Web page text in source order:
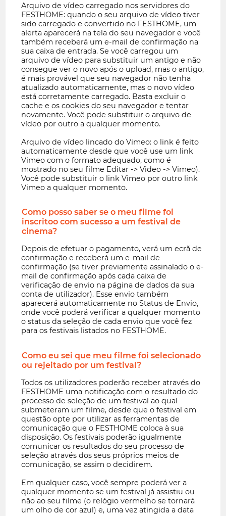
Arquivo de vídeo carregado nos servidores do
FESTHOME: quando o seu arquivo de vídeo tiver
sido carregado e convertido no FESTHOME, um
alerta aparecerá na tela do seu navegador e você
também receberá um e-mail de confirmação na
sua caixa de entrada. Se você carregou um
arquivo de vídeo para substituir um antigo e não
consegue ver o novo após o upload, mas o antigo,
é mais provável que seu navegador não tenha
atualizado automaticamente, mas o novo vídeo
está corretamente carregado. Basta excluir o
cache e os cookies do seu navegador e tentar
novamente. Você pode substituir o arquivo de
vídeo por outro a qualquer momento.
Arquivo de vídeo lincado do Vimeo: o link é feito
automaticamente desde que você use um link
Vimeo com o formato adequado, como é
mostrado no seu filme Editar -> Video -> Vimeo).
Você pode substituir o link Vimeo por outro link
Vimeo a qualquer momento.
Como posso saber se o meu filme foi
inscritoo com sucesso a um festival de
cinema?
Depois de efetuar o pagamento, verá um ecrã de
confirmação e receberá um e-mail de
confirmação (se tiver previamente assinalado o e-
mail de confirmação após cada caixa de
verificação de envio na página de dados da sua
conta de utilizador). Esse envio também
aparecerá automaticamente no Status de Envio,
onde você poderá verificar a qualquer momento
o status da seleção de cada envio que você fez
para os festivais listados no FESTHOME.
Como eu sei que meu filme foi selecionado
ou rejeitado por um festival?
Todos os utilizadores poderão receber através do
FESTHOME uma notificação com o resultado do
processo de seleção de um festival ao qual
submeteram um filme, desde que o festival em
questão opte por utilizar as ferramentas de
comunicação que o FESTHOME coloca à sua
disposição. Os festivais poderão igualmente
comunicar os resultados do seu processo de
seleção através dos seus próprios meios de
comunicação, se assim o decidirem.
Em qualquer caso, você sempre poderá ver a
qualquer momento se um festival já assistiu ou
não ao seu filme (o relógio vermelho se tornará
um olho de cor azul) e, uma vez atingida a data